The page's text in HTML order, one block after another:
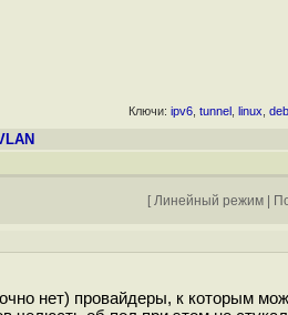
Ключи: ipv6 tunnel linux
[ Линейный режим |
нет) провайдеры, к которым